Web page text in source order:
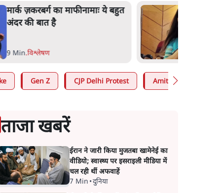
महुआ मोइत्रा से SC ने कहा- ' अंडों से
क्यों डरती हैं? स्वतंत्रता सेनानी सीने पर
4 Min.देश
Gen Z CJP Delhi Protest Amit Shah
ताजा खबरें
ईरान ने जारी किया मुजतबा खामेनेई का
वीडियो; स्वास्थ्य पर इसराइली मीडिया में
चल रही थीं अफवाहें
7 Min •दुनिया